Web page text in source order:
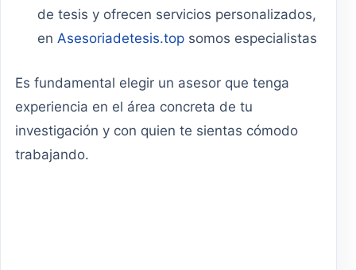
de tesis y ofrecen servicios personalizados,
enAsesoriadetesis.top somos especialistas
Es fundamental elegir un asesor que tenga
experiencia en el área concreta de tu
investigación y con quien te sientas cómodo
trabajando.